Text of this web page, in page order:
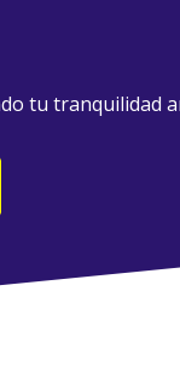
tu tranquilidad